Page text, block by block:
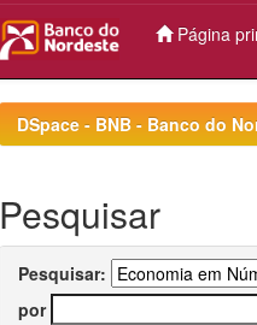
Página
DSpace - BNB - Banco do
Pesquisar
Pesquisar:
por